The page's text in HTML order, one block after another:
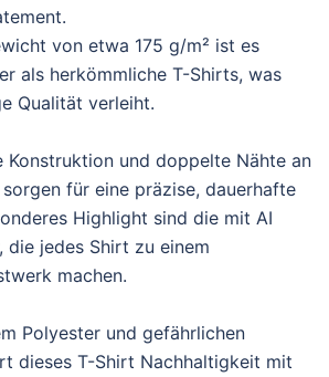
von etwa 175 g/m² ist es
als herkömmliche T-Shirts, was
Qualität verleiht.
Konstruktion und doppelte Nähte an
für eine präzise, dauerhafte
Highlight sind die mit AI
die jedes Shirt zu einem
machen.
Polyester und gefährlichen
dieses T-Shirt Nachhaltigkeit mit